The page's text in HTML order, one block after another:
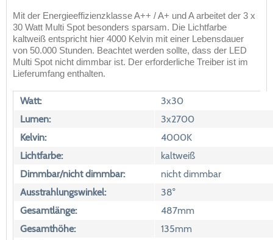
Mit der Energieeffizienzklasse A++ / A+ und A arbeitet der 3 x
30 Watt Multi Spot besonders sparsam. Die Lichtfarbe
kaltweiß entspricht hier 4000 Kelvin mit einer Lebensdauer
von 50.000 Stunden. Beachtet werden sollte, dass der LED
Multi Spot nicht dimmbar ist. Der erforderliche Treiber ist im
Lieferumfang enthalten.
Watt:
3x30
Lumen:
3x2700
Kelvin:
4000K
Lichtfarbe:
kaltweiß
Dimmbar/nicht dimmbar:
nicht dimmbar
Ausstrahlungswinkel:
38°
Gesamtlänge:
487mm
Gesamthöhe:
135mm